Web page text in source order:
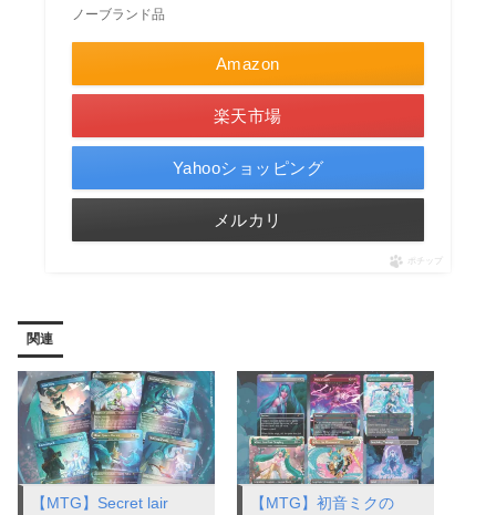
ノーブランド品
Amazon
楽天市場
Yahooショッピング
メルカリ
ポチップ
関連
【MTG】Secret lair
【MTG】初音ミクの